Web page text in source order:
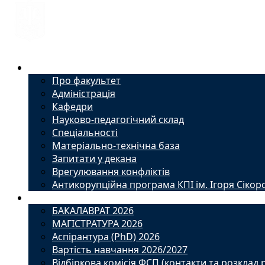
Про факультет
Адміністрація
Кафедри
Науково-педагогічний склад
Спеціальності
Матеріально-технічна база
Запитати у декана
Врегулювання конфліктів
Антикорупційна програма КПІ ім. Ігоря
БАКАЛАВРАТ 2026
МАГІСТРАТУРА 2026
Аспірантура (PhD) 2026
Вартість навчання 2026/2027